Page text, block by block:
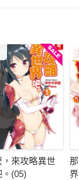
小的微型機器
類的智慧，當
殺人。
覺中，全球已
恐怖份子即將
，來攻略異世
。(05)